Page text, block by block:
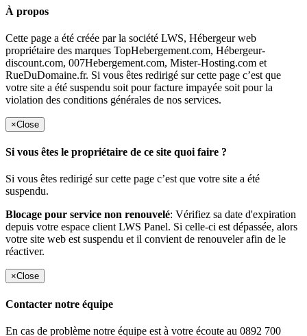
À propos
Cette page a été créée par la société LWS, Hébergeur web
propriétaire des marques TopHebergement.com, Hébergeur-
discount.com, 007Hebergement.com, Mister-Hosting.com et
RueDuDomaine.fr. Si vous êtes redirigé sur cette page c’est que
votre site a été suspendu soit pour facture impayée soit pour la
violation des conditions générales de nos services.
×Close
Si vous êtes le propriétaire de ce site quoi faire ?
Si vous êtes redirigé sur cette page c’est que votre site a été
suspendu.
Blocage pour service non renouvelé: Vérifiez sa date d'expiration
depuis votre espace client LWS Panel. Si celle-ci est dépassée, alors
votre site web est suspendu et il convient de renouveler afin de le
réactiver.
×Close
Contacter notre équipe
En cas de problème notre équipe est à votre écoute au 0892 700